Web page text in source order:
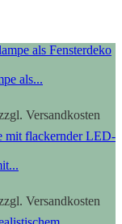
als...
Versandkosten
Versandkosten